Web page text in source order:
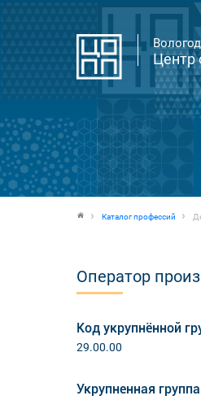
Центр
Каталог профессий
Оператор
Код укрупнённой
29.00.00
Укрупненная